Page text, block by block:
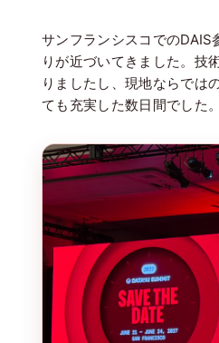
サンフランシスコでのDAIS
りが近づいてきました。技
りましたし、現地ならでは
ても充実した数日間でした。